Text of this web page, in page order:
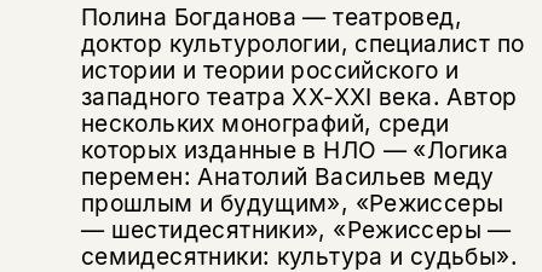
Полина Богданова — театровед,
доктор культурологии, специалист по
истории и теории российского и
западного театра ХХ-ХХI века. Автор
нескольких монографий, среди
которых изданные в НЛО — «Логика
перемен: Анатолий Васильев меду
прошлым и будущим», «Режиссеры
— шестидесятники», «Режиссеры —
семидесятники: культура и судьбы».